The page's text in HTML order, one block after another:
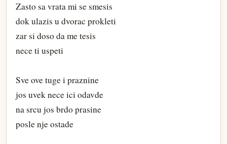
Zasto sa vrata mi se smesis
dok ulazis u dvorac prokleti
zar si doso da me tesis
nece ti uspeti
Sve ove tuge i praznine
jos uvek nece ici odavde
na srcu jos brdo prasine
posle nje ostade